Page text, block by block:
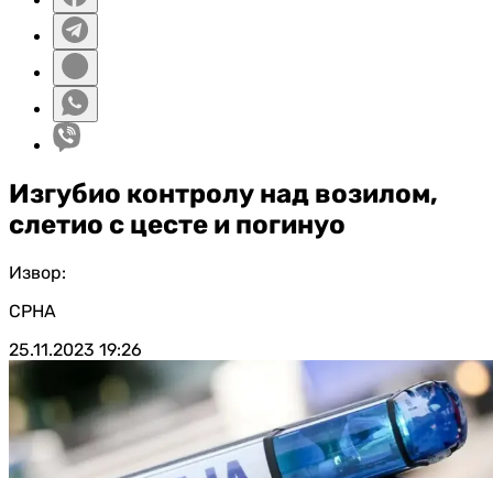
Изгубио контролу над возилом,
слетио с цесте и погинуо
Извор:
СРНА
25.11.2023 19:26